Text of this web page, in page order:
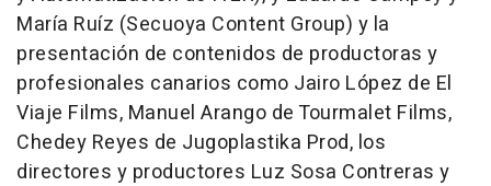
María Ruíz (Secuoya Content Group) y la
presentación de contenidos de productoras y
profesionales canarios como Jairo López de El
Viaje Films, Manuel Arango de Tourmalet Films,
Chedey Reyes de Jugoplastika Prod, los
directores y productores Luz Sosa Contreras y